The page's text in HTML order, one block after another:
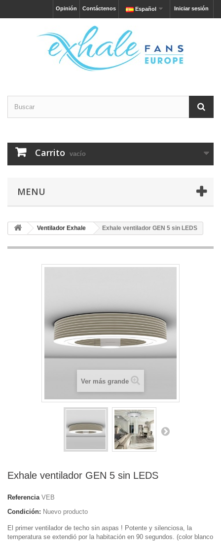
Iniciar sesión
Español
Contáctenos
Opinión
Carrito vacío
MENU
Ventilador Exhale Exhale ventilador GEN 5 sin LEDS
Ver más grande
Exhale ventilador GEN 5 sin LEDS
Referencia VEB
Condición: Nuevo producto
El primer ventilador de techo sin aspas ! Potente y silenciosa, la
temperatura se extendió por la habitación en 90 segundos. (color blanco